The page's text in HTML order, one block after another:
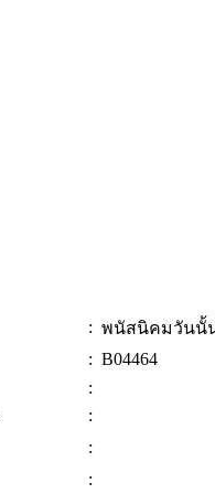
: พนัสนิคมวันนั้
: B04464
:
:
:
: